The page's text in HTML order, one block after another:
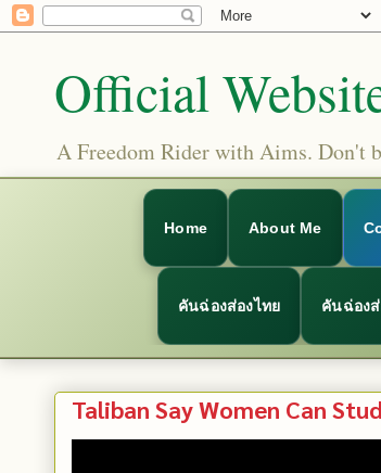
Official
A Freedom Rider with Aims. Don't
Home About Me
คันฉ่องส่องไทย คันฉ่อง
Taliban Say Women Can